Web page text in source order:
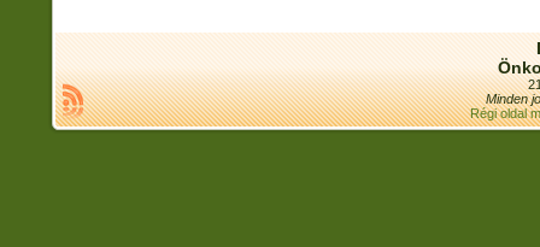
Minden
Régi oldal